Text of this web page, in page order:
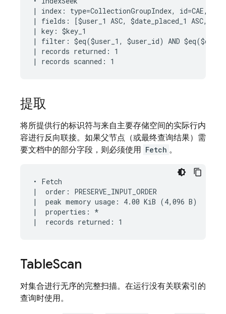
| index: type=CollectionGroupIndex, id=CAE,
| fields: [$user_1 ASC, $date_placed_1 ASC,
| key: $key_1
| filter: $eq($user_1, $user_id) AND
| records returned: 1
提取
将所提供行的标识符与来自主要存储空间的实际行内
容进行反向联接。如果父节点（或最终查询结果）需
要文档中的部分字段，则必须使用 Fetch 。
• Fetch
|  order: PRESERVE_INPUT_ORDER
|  peak memory usage: 4.00 KiB (4,096 B)
|  properties: *
TableScan
对集合进行无序的完整扫描。在运行没有关联索引的
查询时使用。